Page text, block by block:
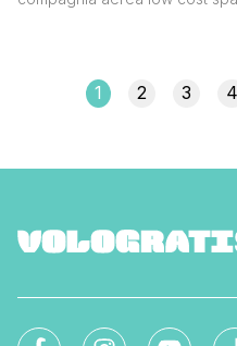
DIMENSIONE Il bagaglio da
prezzo del [']
1 2 3 4